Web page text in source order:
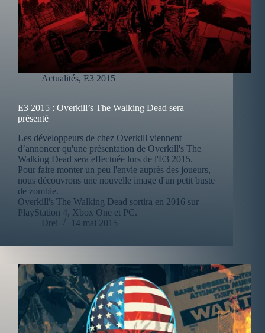
Actualités, E3 2015
E3 2015 : Overkill’s The Walking Dead sera
présenté
Les développeurs de chez Overkill viennent
d’annoncer qu'une présentation de Overkill's The
Walking Dead sera effectuée lors de l'E3 2015.
Pour faire monter un peu l'envie auprès des joueurs,
nous découvrons une nouvelle image d'un petit buste
de zombie.
Overkill's The Walking Dead sortira en 2016 sur
PlayStation 4, Xbox One et PC.
Drei
14 mai 2015